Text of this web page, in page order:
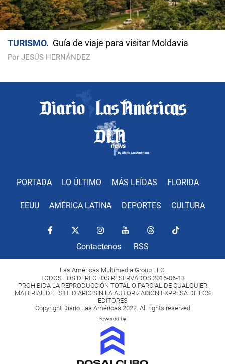
TURISMO Guía de viaje para visitar Moldavia
Por JESÚS HERNÁNDEZ
PORTADA LO ÚLTIMO MÁS LEÍDAS FLORIDA
EEUU AMÉRICA LATINA DEPORTES CULTURA
Contactenos RSS
Las Américas Multimedia Group LLC.
TODOS LOS DERECHOS RESERVADOS 2016-06-13
PROHIBIDA LA REPRODUCCIÓN TOTAL O PARCIAL DE CUALQUIER
MATERIAL DE ESTE DIARIO SIN LA AUTORIZACIÓN EXPRESA DE LOS
EDITORES
Copyright Diario Las Américas 2022. All rights reserved